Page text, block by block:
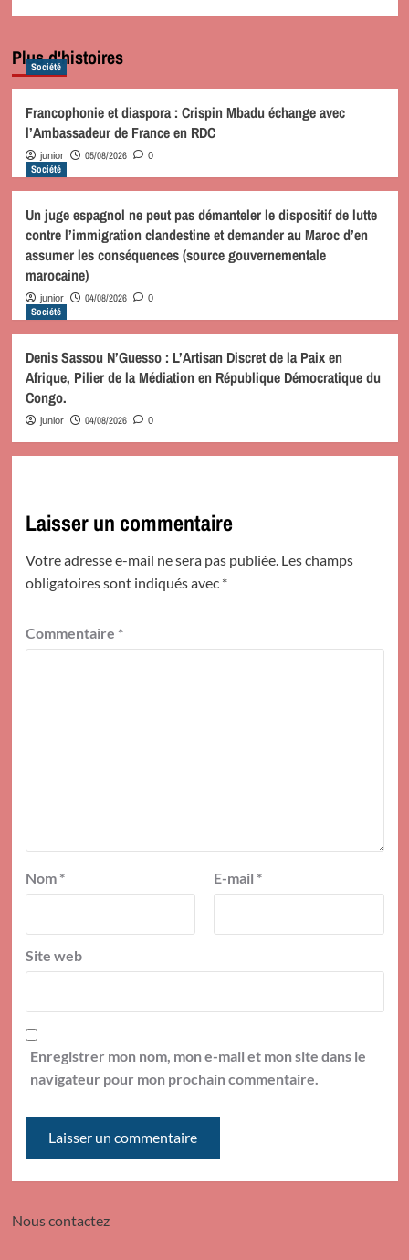
Plus d'histoires
Société
Francophonie et diaspora : Crispin Mbadu échange avec
l’Ambassadeur de France en RDC
junior 05/08/2026 0
Société
Un juge espagnol ne peut pas démanteler le dispositif de lutte
contre l’immigration clandestine et demander au Maroc d’en
assumer les conséquences (source gouvernementale
marocaine)
junior 04/08/2026 0
Société
Denis Sassou N’Guesso : L’Artisan Discret de la Paix en
Afrique, Pilier de la Médiation en République Démocratique du
Congo.
junior 04/08/2026 0
Laisser un commentaire
Votre adresse e-mail ne sera pas publiée. Les champs
obligatoires sont indiqués avec *
Commentaire *
Nom * E-mail *
Site web
Enregistrer mon nom, mon e-mail et mon site dans le
navigateur pour mon prochain commentaire.
Nous contactez